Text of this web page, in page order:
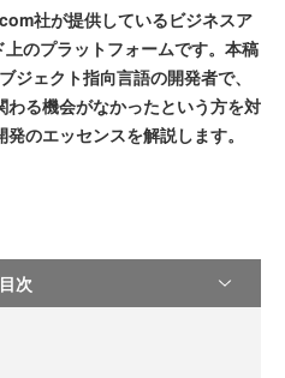
社が提供しているビジネスア
のプラットフォームです。本稿
ェクト指向言語の開発者で、
る機会がなかったという方を対
のエッセンスを解説します。
目次